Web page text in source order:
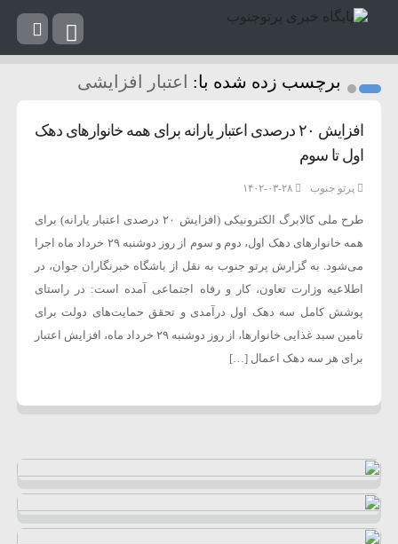
برچسب زده شده با: اعتبار افزایشی
افزایش ۲۰ درصدی اعتبار یارانه برای همه خانوار‌های دهک
اول تا سوم
پرتو جنوب ۱۴۰۲-۰۳-۲۸
طرح ملی کالابرگ الکترونیکی (افزایش ۲۰ درصدی اعتبار یارانه) برای
همه خانوار‌های دهک اول، دوم و سوم از روز دوشنبه ۲۹ خرداد ماه اجرا
می‌شود. به گزارش پرتو جنوب به نقل از باشگاه خبرنگاران جوان، در
اطلاعیه وزارت تعاون، کار و رفاه اجتماعی آمده است: در راستای
پوشش کامل سه دهک اول درآمدی و تحقق حمایت‌های دولت برای
تامین سبد غذایی خانوارها، از روز دوشنبه ۲۹ خرداد ماه، افزایش اعتبار
برای هر سه دهک اعمال […]